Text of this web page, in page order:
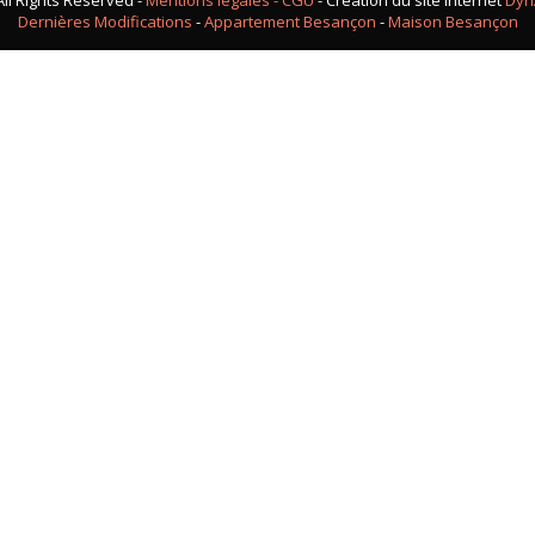
Dernières Modifications -Appartement Besançon -Maison Besançon